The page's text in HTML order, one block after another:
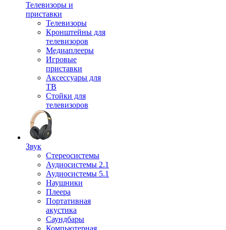
Телевизоры и
приставки
Телевизоры
Кронштейны для
телевизоров
Медиаплееры
Игровые
приставки
Аксессуары для
ТВ
Стойки для
телевизоров
Звук
Стереосистемы
Аудиосистемы 2.1
Аудиосистемы 5.1
Наушники
Плеера
Портативная
акустика
Саундбары
Компьютерная